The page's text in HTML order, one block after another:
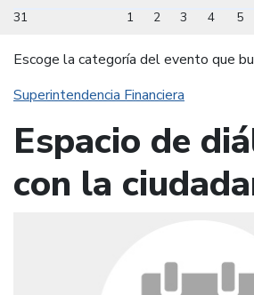
31
1 2 3 4 5
Escoge la categoría del evento que
Superintendencia Financiera
Espacio de
con la